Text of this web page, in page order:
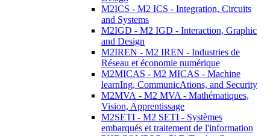
M2ICS - M2 ICS - Integration, Circuits
and Systems
M2IGD - M2 IGD - Interaction, Graphic
and Design
M2IREN - M2 IREN - Industries de
Réseau et économie numérique
M2MICAS - M2 MICAS - Machine
learnIng, CommunicAtions, and Security
M2MVA - M2 MVA - Mathématiques,
Vision, Apprentissage
M2SETI - M2 SETI - Systèmes
embarqués et traitement de l'information